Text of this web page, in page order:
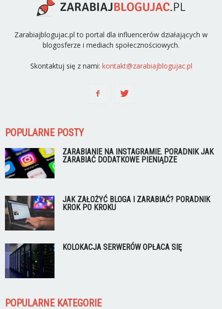
Zarabiajblogujac.pl to portal dla influencerów działających w
blogosferze i mediach społecznościowych.
Skontaktuj się z nami: kontakt@zarabiajblogujac.pl
POPULARNE POSTY
ZARABIANIE NA INSTAGRAMIE. PORADNIK JAK
ZARABIAĆ DODATKOWE PIENIĄDZE
JAK ZAŁOŻYĆ BLOGA I ZARABIAĆ? PORADNIK
KROK PO KROKU
KOLOKACJA SERWERÓW OPŁACA SIĘ
POPULARNE KATEGORIE